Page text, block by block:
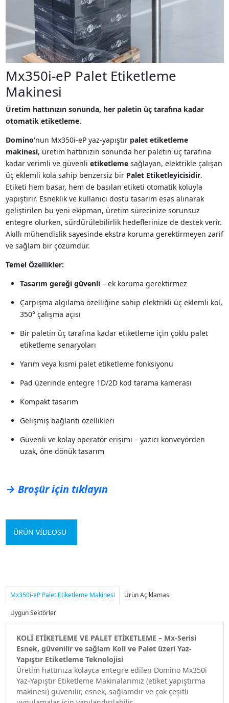
Mx350i-eP Palet Etiketleme
Makinesi
Üretim hattınızın sonunda, her paletin üç tarafına kadar
otomatik etiketleme.
Domino'nun Mx350i-eP yaz-yapıştırpalet etiketleme
makinesi, üretim hattınızın sonunda her paletin üç tarafına
kadar verimli ve güvenli etiketlemesağlayan, elektrikle çalışan
üç eklemli kola sahip benzersiz bir Palet Etiketleyicisidir.
Etiketi hem basar, hem de basılan etiketi otomatik koluyla
yapıştırır. Esneklik ve kullanıcı dostu tasarım esas alınarak
geliştirilen bu yeni ekipman, üretim sürecinize sorunsuz
entegre olurken, sürdürülebilirlik hedeflerinize de destek verir.
Akıllı mühendislik sayesinde ekstra koruma gerektirmeyen zarif
ve sağlam bir çözümdür.
Temel Özellikler:
Tasarım gereği güvenli– ek koruma gerektirmez
Çarpışma algılama özelliğine sahip elektrikli üç eklemli kol,
350° çalışma açısı
Bir paletin üç tarafına kadar etiketleme için çoklu palet
etiketleme senaryoları
Yarım veya kısmi palet etiketleme fonksiyonu
Pad üzerinde entegre 1D/2D kod tarama kamerası
Kompakt tasarım
Gelişmiş bağlantı özellikleri
Güvenli ve kolay operatör erişimi – yazıcı konveyörden
uzak, öne dönük tasarım
→ Broşür için tıklayın
ÜRÜN VİDEOSU
Mx350i-eP Palet Etiketleme Makinesi Ürün Açıklaması
Uygun Sektörler
KOLİ ETİKETLEME VE PALET ETİKETLEME – Mx-Serisi
Esnek, güvenilir ve sağlam Koli ve Palet üzeri Yaz-
Yapıştır Etiketleme Teknolojisi
Üretim hattınıza kolayca entegre edilen Domino Mx350i
Yaz-Yapıştır Etiketleme Makinalarımız (etiket yapıştırma
makinesi) güvenilir, esnek, sağlamdır ve çok çeşitli